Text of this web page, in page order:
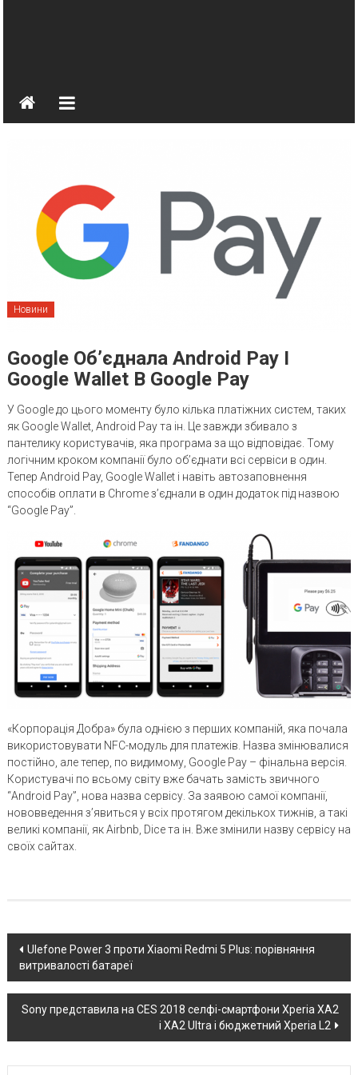
Новини
Google Об’єднала Android Pay І
Google Wallet В Google Pay
У Google до цього моменту було кілька платіжних систем, таких
як Google Wallet, Android Pay та ін. Це завжди збивало з
пантелику користувачів, яка програма за що відповідає. Тому
логічним кроком компанії було об’єднати всі сервіси в один.
Тепер Android Pay, Google Wallet і навіть автозаповнення
способів оплати в Chrome з’єднали в один додаток під назвою
“Google Pay”.
«Корпорація Добра» була однією з перших компаній, яка почала
використовувати NFC-модуль для платежів. Назва змінювалися
постійно, але тепер, по видимому, Google Pay – фінальна версія.
Користувачі по всьому світу вже бачать замість звичного
“Android Pay”, нова назва сервісу. За заявою самої компанії,
нововведення з’явиться у всіх протягом декількох тижнів, а такі
великі компанії, як Airbnb, Dice та ін. Вже змінили назву сервісу на
своїх сайтах.
Post
navigation
Ulefone Power 3 проти Xiaomi Redmi 5 Plus: порівняння
витривалості батареї
Sony представила на CES 2018 селфі-смартфони Xperia XA2
і XA2 Ultra і бюджетний Xperia L2